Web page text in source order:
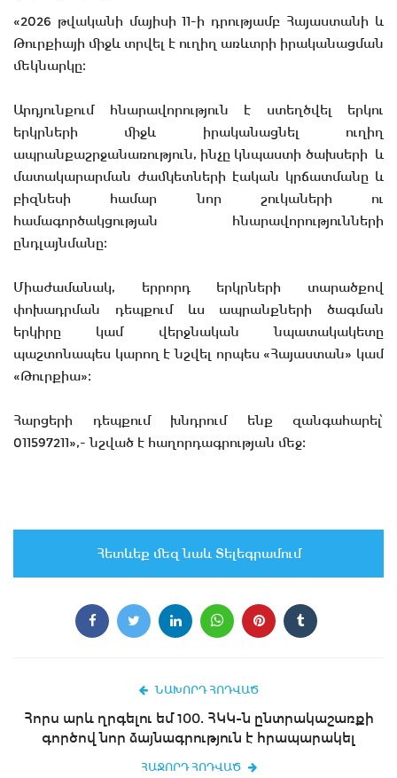
«2026 թվականի մայիսի 11-ի դրությամբ Հայաստանի և
Թուրքիայի միջև տրվել է ուղիղ առևտրի իրականացման
մեկնարկը։
Արդյունքում հնարավորություն է ստեղծվել երկու
երկրների միջև իրականացնել ուղիղ
ապրանքաշրջանառություն, ինչը կնպաստի ծախսերի և
մատակարարման ժամկետների էական կրճատմանը և
բիզնեսի համար նոր շուկաների ու
համագործակցության հնարավորությունների
ընդլայնմանը։
Միաժամանակ, երրորդ երկրների տարածքով
փոխադրման դեպքում ևս ապրանքների ծագման
երկիրը կամ վերջնական նպատակակետը
պաշտոնապես կարող է նշվել որպես «Հայաստան» կամ
«Թուրքիա»։
Հարցերի դեպքում խնդրում ենք զանգահարել՝
011597211»,- նշված է հաղորդագրության մեջ։
Հետևեք մեզ նաև Տելեգրամում
ՆԱԽՈՐԴ ՀՈԴՎԱԾ
Հորս արև ղրգելու եմ 100. ՀԿԿ-ն ընտրակաշառքի
գործով նոր ձայնագրություն է հրապարակել
ՀԱՋՈՐԴ ՀՈԴՎԱԾ